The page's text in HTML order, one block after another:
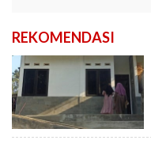
REKOMENDASI